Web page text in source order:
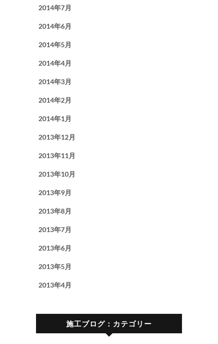
2014年7月
2014年6月
2014年5月
2014年4月
2014年3月
2014年2月
2014年1月
2013年12月
2013年11月
2013年10月
2013年9月
2013年8月
2013年7月
2013年6月
2013年5月
2013年4月
施工ブログ：カテゴリー